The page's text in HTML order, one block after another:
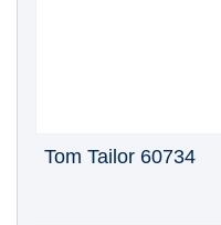
Tom Tailor 60734